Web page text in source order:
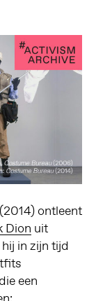
ontleent
Dion uit
in zijn tijd
een